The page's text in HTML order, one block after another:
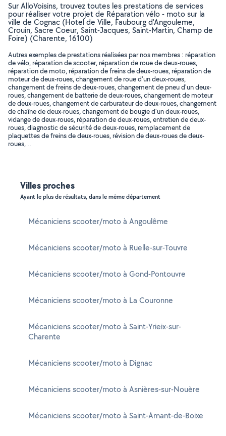
Sur AlloVoisins, trouvez toutes les prestations de services
pour réaliser votre projet de Réparation vélo - moto sur la
ville de Cognac (Hotel de Ville, Faubourg d'Angouleme,
Crouin, Sacre Coeur, Saint-Jacques, Saint-Martin, Champ de
Foire) (Charente, 16100)
Autres exemples de prestations réalisées par nos membres : réparation
de vélo, réparation de scooter, réparation de roue de deux-roues,
réparation de moto, réparation de freins de deux-roues, réparation de
moteur de deux-roues, changement de roue d'un deux-roues,
changement de freins de deux-roues, changement de pneu d'un deux-
roues, changement de batterie de deux-roues, changement de moteur
de deux-roues, changement de carburateur de deux-roues, changement
de chaîne de deux-roues, changement de bougie d'un deux-roues,
vidange de deux-roues, réparation de deux-roues, entretien de deux-
roues, diagnostic de sécurité de deux-roues, remplacement de
plaquettes de freins de deux-roues, révision de deux-roues de deux-
roues, ..
Villes proches
Ayant le plus de résultats, dans le même département
Mécaniciens scooter/moto à Angoulême
Mécaniciens scooter/moto à Ruelle-sur-Touvre
Mécaniciens scooter/moto à Gond-Pontouvre
Mécaniciens scooter/moto à La Couronne
Mécaniciens scooter/moto à Saint-Yrieix-sur-
Charente
Mécaniciens scooter/moto à Dignac
Mécaniciens scooter/moto à Asnières-sur-Nouère
Mécaniciens scooter/moto à Saint-Amant-de-Boixe